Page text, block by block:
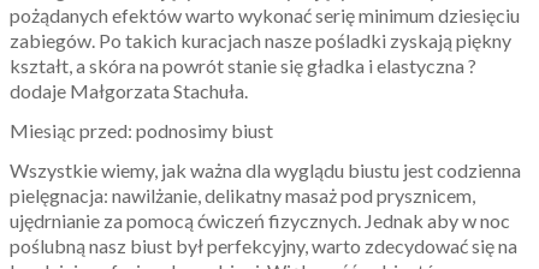
pożądanych efektów warto wykonać serię minimum dziesięciu
zabiegów. Po takich kuracjach nasze pośladki zyskają piękny
kształt, a skóra na powrót stanie się gładka i elastyczna ?
dodaje Małgorzata Stachuła.
Miesiąc przed: podnosimy biust
Wszystkie wiemy, jak ważna dla wyglądu biustu jest codzienna
pielęgnacja: nawilżanie, delikatny masaż pod prysznicem,
ujędrnianie za pomocą ćwiczeń fizycznych. Jednak aby w noc
poślubną nasz biust był perfekcyjny, warto zdecydować się na